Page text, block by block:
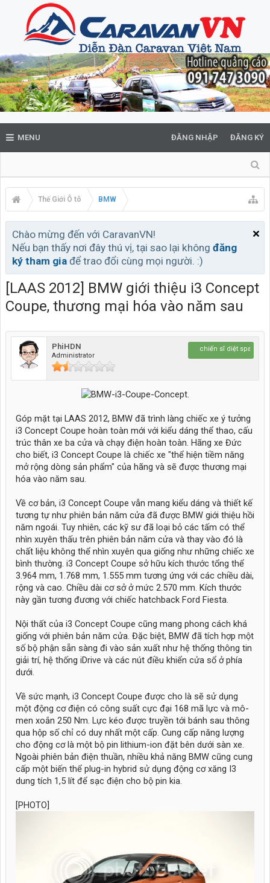
MENU ĐĂNG NHẬP ĐĂNG KÝ
Thế Giới Ô tô BMW
Chào mừng đến với CaravanVN!
Nếu bạn thấy nơi đây thú vị, tại sao lại không đăng
ký tham gia để trao đổi cùng mọi người. :)
[LAAS 2012] BMW giới thiệu i3 Concept
Coupe, thương mại hóa vào năm sau
PhiHDN
Administrator
chiến sĩ diệt spam
Góp mặt tại LAAS 2012, BMW đã trình làng chiếc xe ý tưởng
i3 Concept Coupe hoàn toàn mới với kiểu dáng thể thao, cấu
trúc thân xe ba cửa và chạy điện hoàn toàn. Hãng xe Đức
cho biết, i3 Concept Coupe là chiếc xe "thể hiện tiềm năng
mở rộng dòng sản phẩm" của hãng và sẽ được thương mại
hóa vào năm sau.
Về cơ bản, i3 Concept Coupe vẫn mang kiểu dáng và thiết kế
tương tự như phiên bản năm cửa đã được BMW giới thiệu hồi
năm ngoái. Tuy nhiên, các kỹ sư đã loại bỏ các tấm có thể
nhìn xuyên thấu trên phiên bản năm cửa và thay vào đó là
chất liệu không thể nhìn xuyên qua giống như những chiếc xe
bình thường. i3 Concept Coupe sở hữu kích thước tổng thể
3.964 mm, 1.768 mm, 1.555 mm tương ứng với các chiều dài,
rộng và cao. Chiều dài cơ sở ở mức 2.570 mm. Kích thước
này gần tương đương với chiếc hatchback Ford Fiesta.
Nội thất của i3 Concept Coupe cũng mang phong cách khá
giống với phiên bản năm cửa. Đặc biệt, BMW đã tích hợp một
số bộ phận sẵn sàng đi vào sản xuất như hệ thống thông tin
giải trí, hệ thống iDrive và các nút điều khiển cửa sổ ở phía
dưới.
Về sức mạnh, i3 Concept Coupe được cho là sẽ sử dụng
một động cơ điện có công suất cực đại 168 mã lực và mô-
men xoắn 250 Nm. Lực kéo được truyền tới bánh sau thông
qua hộp số chỉ có duy nhất một cấp. Cung cấp năng lượng
cho động cơ là một bộ pin lithium-ion đặt bên dưới sàn xe.
Ngoài phiên bản điện thuần, nhiều khả năng BMW cũng cung
cấp một biến thể plug-in hybrid sử dụng động cơ xăng I3
dung tích 1,5 lít để sạc điện cho bộ pin kia.
[PHOTO]